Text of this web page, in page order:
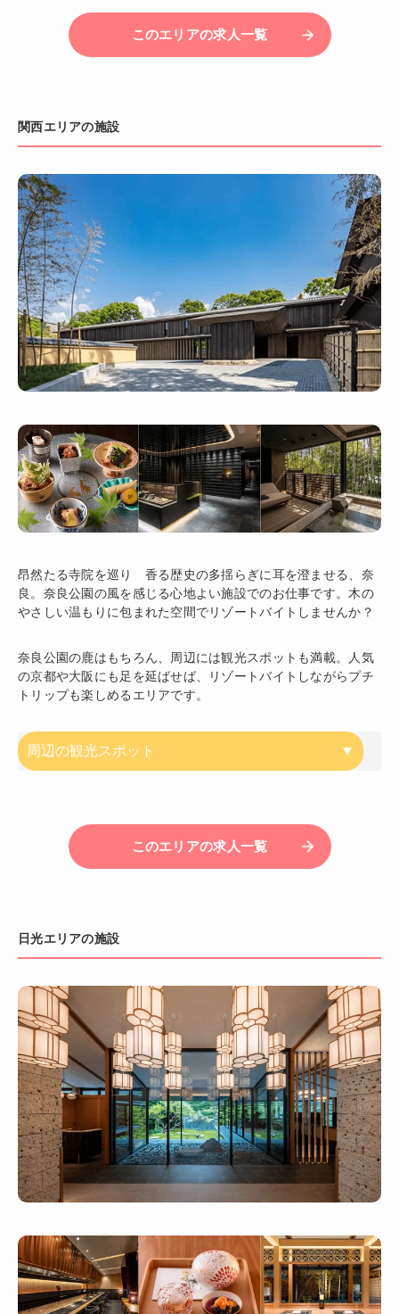
このエリアの求人一覧
関西エリアの施設
昂然たる寺院を巡り 香る歴史の多揺らぎに耳を澄ませる、奈
良。奈良公園の風を感じる心地よい施設でのお仕事です。木の
やさしい温もりに包まれた空間でリゾートバイトしませんか？
奈良公園の鹿はもちろん、周辺には観光スポットも満載。人気
の京都や大阪にも足を延ばせば、リゾートバイトしながらプチ
トリップも楽しめるエリアです。
周辺の観光スポット
このエリアの求人一覧
日光エリアの施設